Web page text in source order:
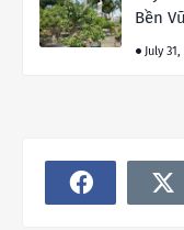
Bền
July 31,